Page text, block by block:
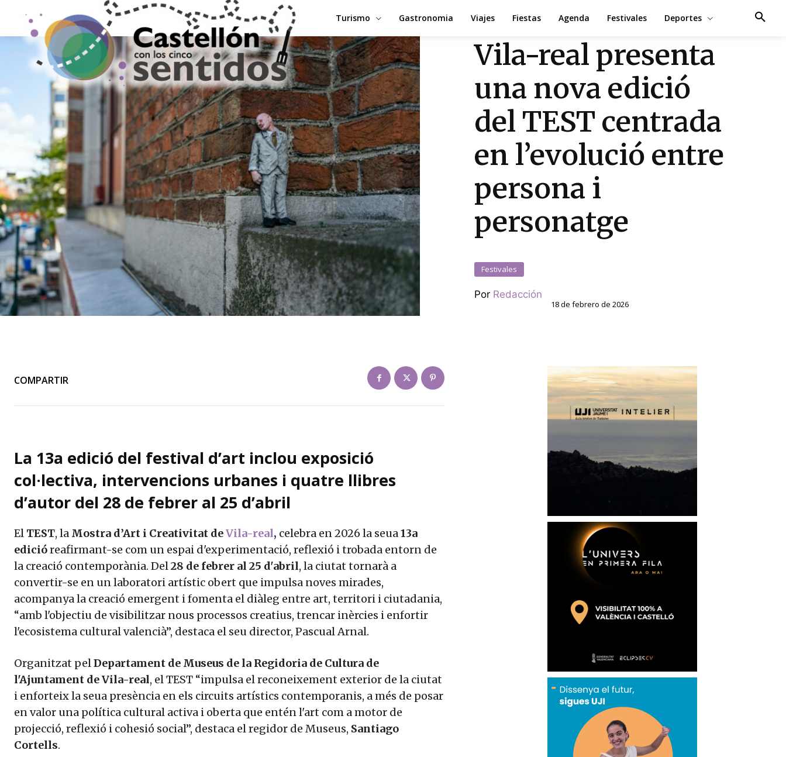
Turismo Gastronomia Viajes Fiestas Agenda Festivales Deportes
Vila-real presenta
una nova edició
del TEST centrada
en l’evolució entre
persona i
personatge
Festivales
Por Redacción
18 de febrero de 2026
COMPARTIR
La 13a edició del festival d’art inclou exposició
col·lectiva, intervencions urbanes i quatre llibres
d’autor del 28 de febrer al 25 d’abril
El TEST, la Mostra d’Art i Creativitat deVila-real, celebra en 2026 la seua13a
edicióreafirmant-se com un espai d'experimentació, reflexió i trobada entorn de
la creació contemporània. Del28 de febrer al 25 d'abril, la ciutat tornarà a
convertir-se en un laboratori artístic obert que impulsa noves mirades,
acompanya la creació emergent i fomenta el diàleg entre art, territori i ciutadania,
“amb l'objectiu de visibilitzar nous processos creatius, trencar inèrcies i enfortir
l'ecosistema cultural valencià”, destaca el seu director, Pascual Arnal.
Organitzat pelDepartament de Museus de la Regidoria de Cultura de
l'Ajuntament de Vila-real, el TEST “impulsa el reconeixement exterior de la ciutat
i enforteix la seua presència en els circuits artístics contemporanis, a més de posar
en valor una política cultural activa i oberta que entén l'art com a motor de
projecció, reflexió i cohesió social”, destaca el regidor de Museus, Santiago
Cortells.